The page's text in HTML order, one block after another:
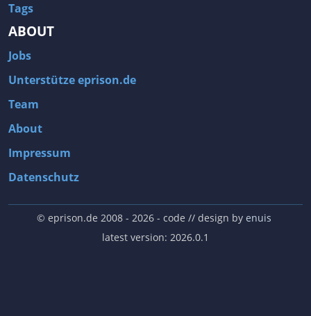
Tags
ABOUT
Jobs
Unterstütze eprison.de
Team
About
Impressum
Datenschutz
© eprison.de 2008 - 2026- code // design by enuis
latest version: 2026.0.1